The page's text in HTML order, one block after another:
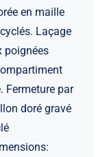
en maille
Laçage
poignées
Fermeture par
doré gravé